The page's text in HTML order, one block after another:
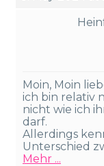
Moin, Moin
ich bin relativ
nicht wie ich
darf.
Allerdings
Unterschied
Mehr ...